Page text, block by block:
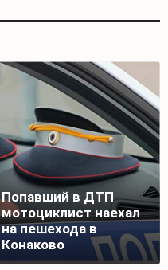
Попавший в ДТП
мотоциклист наехал
на пешехода в
Конаково